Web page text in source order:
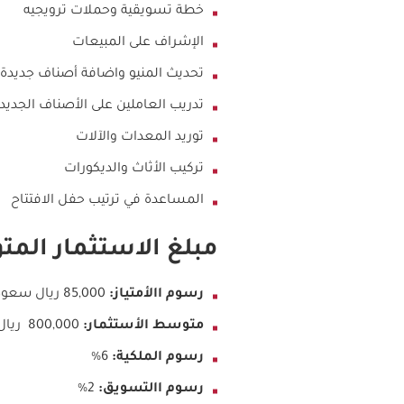
خطة تسويقية وحملات ترويجيه
الإشراف على المبيعات
تحديث المنيو واضافة أصناف جديدة
تدريب العاملين على الأصناف
توريد المعدات والآلات
تركيب الأثاث والديكورات
المساعدة في ترتيب حفل الافتتاح
مبلغ الاستثمار
​رسوم االأمتياز: 85,000 ريال سعودي
متوسط الأستثمار: 800,000 ريال سعودي
رسوم الملكية: 6%
رسوم االتسويق: 2%